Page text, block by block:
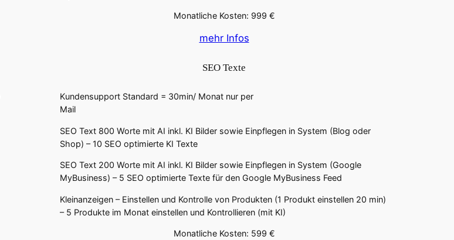
Monatliche Kosten: 999 €
mehr Infos
SEO Texte
Kundensupport Standard = 30min/ Monat nur per
Mail
SEO Text 800 Worte mit AI inkl. KI Bilder sowie Einpflegen in System (Blog oder
Shop) – 10 SEO optimierte KI Texte
SEO Text 200 Worte mit AI inkl. KI Bilder sowie Einpflegen in System (Google
MyBusiness) – 5 SEO optimierte Texte für den Google MyBusiness Feed
Kleinanzeigen – Einstellen und Kontrolle von Produkten (1 Produkt einstellen 20 min)
– 5 Produkte im Monat einstellen und Kontrollieren (mit KI)
Monatliche Kosten: 599 €